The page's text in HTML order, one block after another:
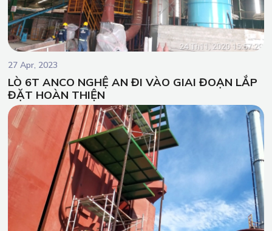
27 Apr, 2023
LÒ 6T ANCO NGHỆ AN ĐI VÀO GIAI ĐOẠN LẮP
ĐẶT HOÀN THIỆN